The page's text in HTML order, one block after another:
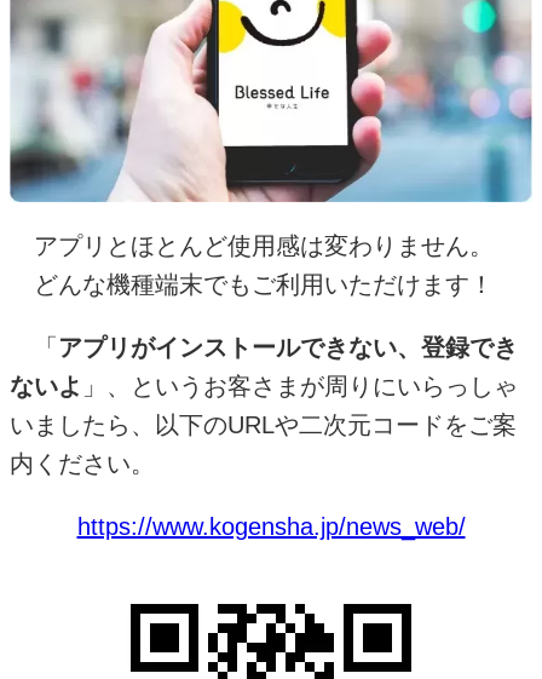
アプリとほとんど使用感は変わりません。
どんな機種端末でもご利用いただけます！
「 アプリがインストールできない、登録でき
ないよ 」、というお客さまが周りにいらっしゃ
いましたら、以下のURLや二次元コードをご案
内ください。
https://www.kogensha.jp/news_web/